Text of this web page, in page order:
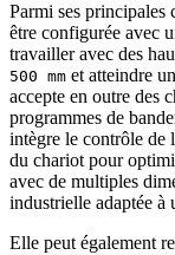
Parmi ses principales
être configurée avec
travailler avec des
500 mm et atteindre
accepte en outre des
programmes de
intègre le contrôle de
du chariot pour
avec de multiples
industrielle adaptée à
Elle peut également